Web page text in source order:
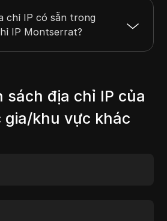
chỉ IP có sẵn trong
IP Montserrat?
sách địa chỉ IP của
gia/khu vực khác